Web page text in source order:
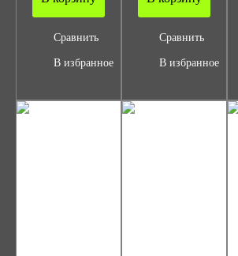
Сравнить
В избранное
Сравнить
В избранное